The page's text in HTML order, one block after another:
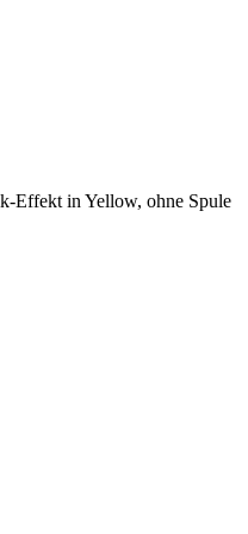
Effekt in Yellow, ohne Spule